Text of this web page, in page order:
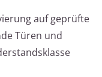
auf geprüfte
Türen und